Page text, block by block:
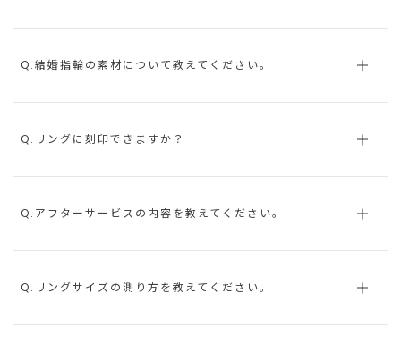
Q.結婚指輪の素材について教えてください。
Q.リングに刻印できますか？
Q.アフターサービスの内容を教えてください。
Q.リングサイズの測り方を教えてください。